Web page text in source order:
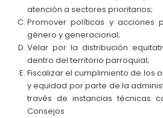
atención a sectores prioritarios;
Promover políticas y acciones
género y generacional;
Velar por la distribución
dentro del territorio parroquial;
Fiscalizar el cumplimiento de los
y equidad por parte de la
través de instancias técnicas
Consejos